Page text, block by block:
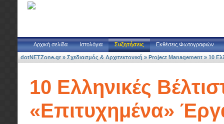
Αρχική σελίδα Ιστολόγια Συζητήσεις Εκθέσεις Φωτογραφιών
dotNETZone.gr » Σχεδιασμός & Αρχιτεκτονική » Project Management » 10
10 Ελληνικές
«Επιτυχημένα»